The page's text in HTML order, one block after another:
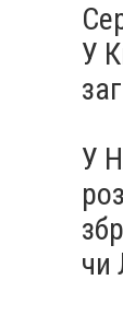
У
У
чи